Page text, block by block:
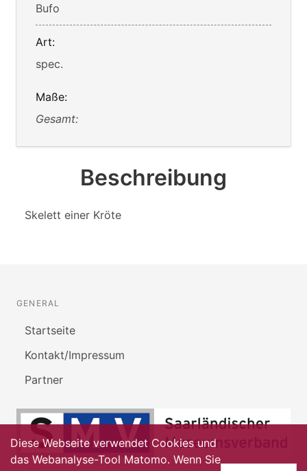
Bufo
Art:
spec.
Maße:
Gesamt:
Beschreibung
Skelett einer Kröte
GENERAL
Startseite
Kontakt/Impressum
Partner
Diese Webseite verwendet Cookies und
das Webanalyse-Tool Matomo. Wenn Sie